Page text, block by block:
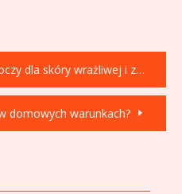
skóry wrażliwej i z naczynkami?
domowych warunkach?